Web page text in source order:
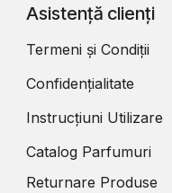
Asistență clienți
Termeni și Condiții
Confidențialitate
Instrucțiuni Utilizare
Catalog Parfumuri
Returnare Produse